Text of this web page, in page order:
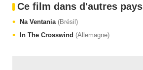
Ce film dans d'autres pays
Na Ventania (Brésil)
In The Crosswind (Allemagne)